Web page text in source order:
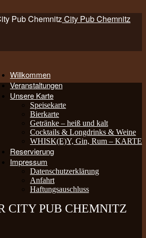
City Pub Chemnitz
Willkommen
Veranstaltungen
Unsere Karte
Speisekarte
Bierkarte
Getränke – heiß und kalt
Cocktails & Longdrinks & Weine
WHISK(E)Y, Gin, Rum – KARTE
Reservierung
Impressum
Datenschutzerklärung
Anfahrt
Haftungsauschluss
CITY PUB CHEMNITZ